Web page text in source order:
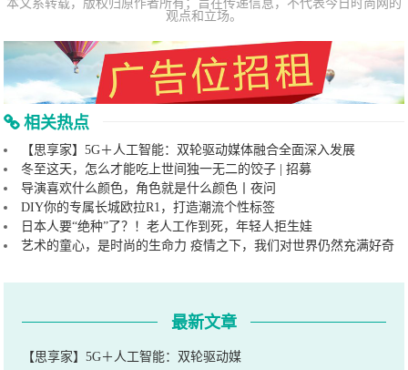
本文系转载，版权归原作者所有；旨在传递信息，不代表今日时尚网的
观点和立场。
相关热点
【思享家】5G＋人工智能：双轮驱动媒体融合全面深入发展
冬至这天，怎么才能吃上世间独一无二的饺子 | 招募
导演喜欢什么颜色，角色就是什么颜色丨夜问
DIY你的专属长城欧拉R1，打造潮流个性标签
日本人要“绝种”了？！老人工作到死，年轻人拒生娃
艺术的童心，是时尚的生命力 疫情之下，我们对世界仍然充满好奇
最新文章
【思享家】5G＋人工智能：双轮驱动媒